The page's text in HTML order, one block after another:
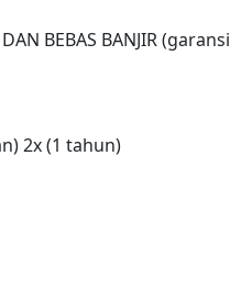
BEBAS BANJIR (garansi
2x (1 tahun)